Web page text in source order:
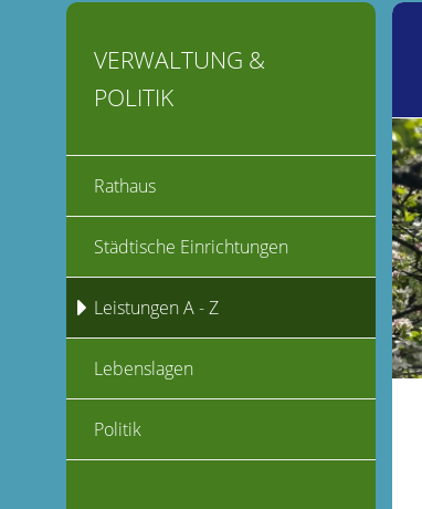
VERWALTUNG &
POLITIK
Rathaus
Städtische Einrichtungen
Leistungen A - Z
Lebenslagen
Politik